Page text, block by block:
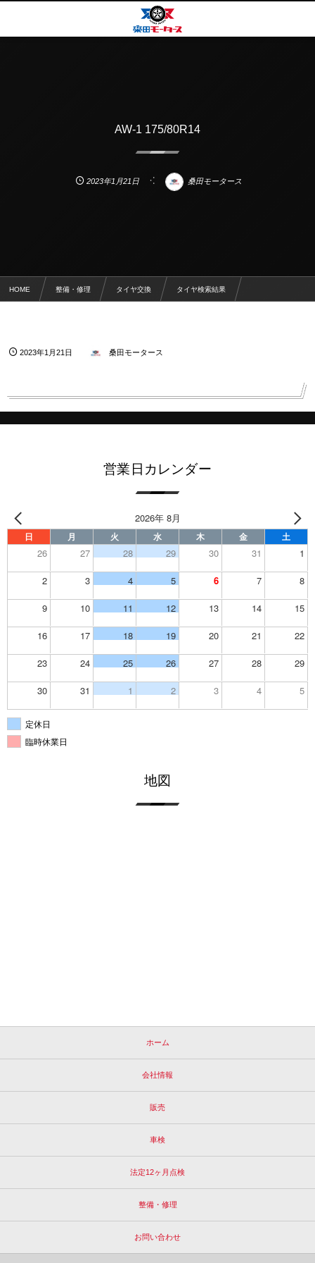
AW-1 175/80R14
2023年1月21日 桑田モータース
HOME 整備・修理 タイヤ交換 タイヤ検索結果
2023年1月21日 桑田モータース
営業日カレンダー
2026年 8月
日 月 火 水 木 金 土
26 27 28 29 30 31 1
2 3 4 5 6 7 8
9 10 11 12 13 14 15
16 17 18 19 20 21 22
23 24 25 26 27 28 29
30 31 1 2 3 4 5
定休日
臨時休業日
地図
ホーム
会社情報
販売
車検
法定12ヶ月点検
整備・修理
お問い合わせ